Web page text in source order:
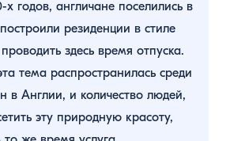
х годов, англичане поселились в
резиденции в стиле
здесь время отпуска.
тема распространилась среди
в Англии, и количество людей,
эту природную красоту,